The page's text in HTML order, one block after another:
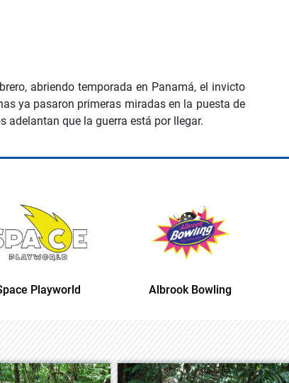
abriendo temporada en Panamá, el invicto
ya pasaron primeras miradas en la puesta de
adelantan que la guerra está por llegar.
Albrook Bowling Space